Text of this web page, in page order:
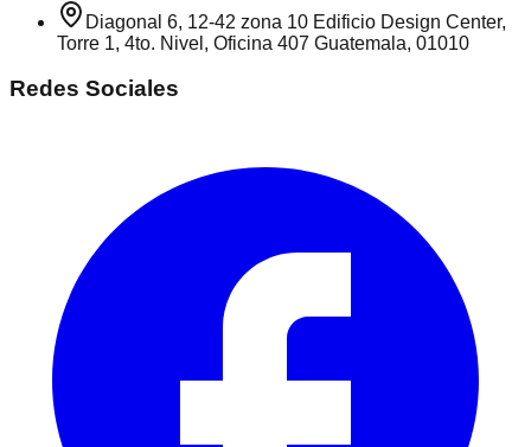
Diagonal 6, 12-42 zona 10 Edificio Design Center,
Torre 1, 4to. Nivel, Oficina 407 Guatemala, 01010
Redes Sociales